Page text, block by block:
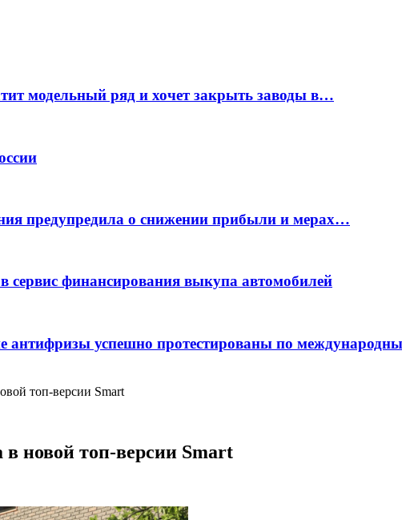
модельный ряд и хочет закрыть заводы в…
предупредила о снижении прибыли и мерах…
сервис финансирования выкупа автомобилей
антифризы успешно протестированы по
топ-версии Smart
новой топ-версии Smart